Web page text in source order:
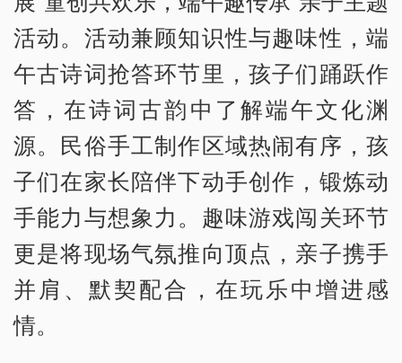
活动。活动兼顾知识性与趣味性，端
午古诗词抢答环节里，孩子们踊跃作
答，在诗词古韵中了解端午文化渊
源。民俗手工制作区域热闹有序，孩
子们在家长陪伴下动手创作，锻炼动
手能力与想象力。趣味游戏闯关环节
更是将现场气氛推向顶点，亲子携手
并肩、默契配合，在玩乐中增进感
情。